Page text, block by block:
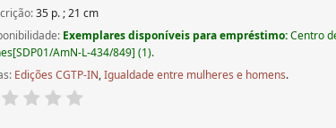
35 p. ; 21 cm
Exemplares disponíveis para empréstimo:Centro
AmN-L-434/849] (1).
Edições CGTP-IN,Igualdade entre mulheres e homens.